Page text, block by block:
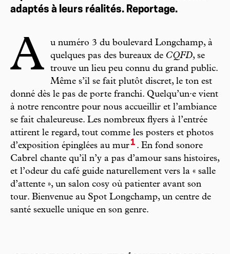
adaptés à leurs réalités. Reportage.
A
u numéro 3 du boulevard Longchamp, à
quelques pas des bureaux de CQFD, se
trouve un lieu peu connu du grand public.
Même s’il se fait plutôt discret, le ton est
donné dès le pas de porte franchi. Quelqu’un·e vient
à notre rencontre pour nous accueillir et l’ambiance
se fait chaleureuse. Les nombreux flyers à l’entrée
attirent le regard, tout comme les posters et photos
d’exposition épinglées au mur1 . En fond sonore
Cabrel chante qu’il n’y a pas d’amour sans histoires,
et l’odeur du café guide naturellement vers la « salle
d’attente », un salon cosy où patienter avant son
tour. Bienvenue au Spot Longchamp, un centre de
santé sexuelle unique en son genre.